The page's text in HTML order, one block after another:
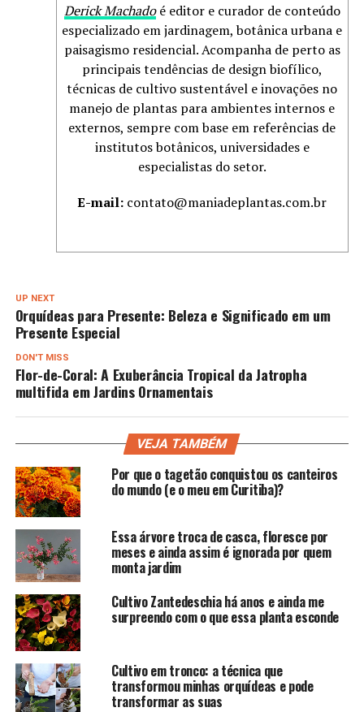
Derick Machadoé editor e curador de conteúdo
especializado em jardinagem, botânica urbana e
paisagismo residencial. Acompanha de perto as
principais tendências de design biofílico,
técnicas de cultivo sustentável e inovações no
manejo de plantas para ambientes internos e
externos, sempre com base em referências de
institutos botânicos, universidades e
especialistas do setor.
E-mail: contato@maniadeplantas.com.br
UP NEXT
Orquídeas para Presente: Beleza e Significado em um
Presente Especial
DON'T MISS
Flor-de-Coral: A Exuberância Tropical da Jatropha
multifida em Jardins Ornamentais
VEJA TAMBÉM
Por que o tagetão conquistou os canteiros
do mundo (e o meu em Curitiba)?
Essa árvore troca de casca, floresce por
meses e ainda assim é ignorada por quem
monta jardim
Cultivo Zantedeschia há anos e ainda me
surpreendo com o que essa planta esconde
Cultivo em tronco: a técnica que
transformou minhas orquídeas e pode
transformar as suas